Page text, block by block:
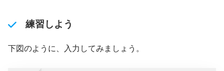
練習しよう
下図のように、入力してみましょう。